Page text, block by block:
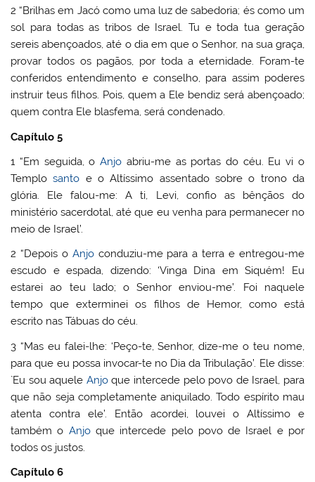
2 “Brilhas em Jacó como uma luz de sabedoria; és como um
sol para todas as tribos de Israel. Tu e toda tua geração
sereis abençoados, até o dia em que o Senhor, na sua graça,
provar todos os pagãos, por toda a eternidade. Foram-te
conferidos entendimento e conselho, para assim poderes
instruir teus filhos. Pois, quem a Ele bendiz será abençoado;
quem contra Ele blasfema, será condenado.
Capítulo 5
1 “Em seguida, oAnjo abriu-me as portas do céu. Eu vi o
Templosanto e o Altíssimo assentado sobre o trono da
glória. Ele falou-me: A ti, Levi, confio as bênçãos do
ministério sacerdotal, até que eu venha para permanecer no
meio de Israel’.
2 “Depois o Anjoconduziu-me para a terra e entregou-me
escudo e espada, dizendo: ‘Vinga Dina em Siquém! Eu
estarei ao teu lado; o Senhor enviou-me’. Foi naquele
tempo que exterminei os filhos de Hemor, como está
escrito nas Tábuas do céu.
3 “Mas eu falei-lhe: ‘Peço-te, Senhor, dize-me o teu nome,
para que eu possa invocar-te no Dia da Tribulação’. Ele disse:
`Eu sou aquele Anjoque intercede pelo povo de Israel, para
que não seja completamente aniquilado. Todo espírito mau
atenta contra ele’. Então acordei, louvei o Altíssimo e
também o Anjoque intercede pelo povo de Israel e por
todos os justos.
Capítulo 6